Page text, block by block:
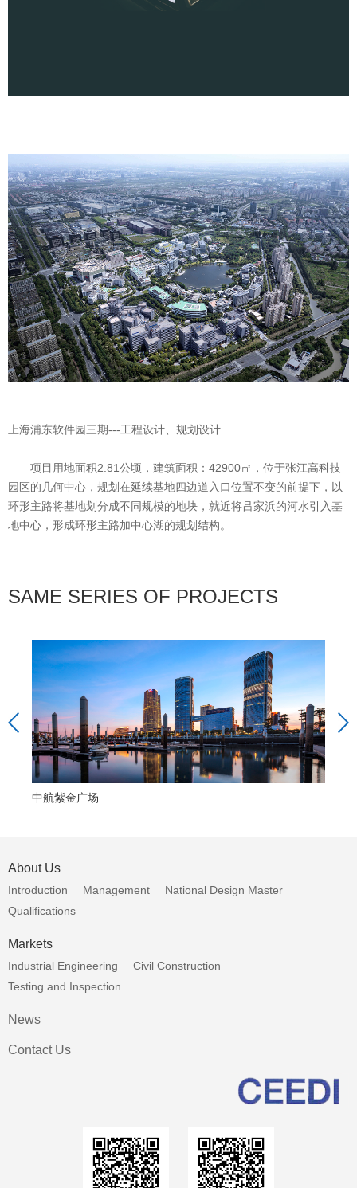
上海浦东软件园三期---工程设计、规划设计
项目用地面积2.81公顷，建筑面积：42900㎡，位于张江高科技
园区的几何中心，规划在延续基地四边道入口位置不变的前提下，以
环形主路将基地划分成不同规模的地块，就近将吕家浜的河水引入基
地中心，形成环形主路加中心湖的规划结构。
SAME SERIES OF PROJECTS
中航紫金广场
About Us
Introduction Management
National Design Master
Qualifications
Markets
Industrial Engineering
Civil Construction
Testing and Inspection
News
Contact Us